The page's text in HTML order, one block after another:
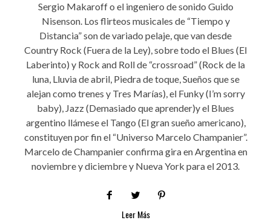
Sergio Makaroff o el ingeniero de sonido Guido
Nisenson. Los flirteos musicales de “Tiempo y
Distancia” son de variado pelaje, que van desde
Country Rock (Fuera de la Ley), sobre todo el Blues (El
Laberinto) y Rock and Roll de “crossroad” (Rock de la
luna, Lluvia de abril, Piedra de toque, Sueños que se
alejan como trenes y Tres Marías), el Funky (I’m sorry
baby), Jazz (Demasiado que aprender)y el Blues
argentino llámese el Tango (El gran sueño americano),
constituyen por fin el “Universo Marcelo Champanier”.
Marcelo de Champanier confirma gira en Argentina en
noviembre y diciembre y Nueva York para el 2013.
Leer Más